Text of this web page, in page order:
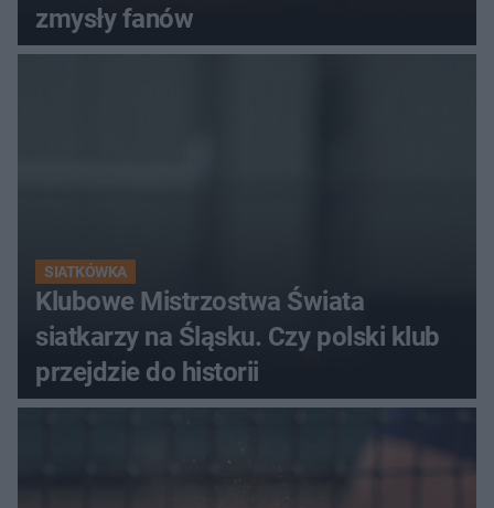
zmysły fanów
SIATKÓWKA
Klubowe Mistrzostwa Świata
siatkarzy na Śląsku. Czy polski klub
przejdzie do historii